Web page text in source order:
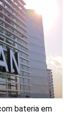
bateria em